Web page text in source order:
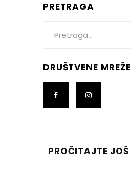
PRETRAGA
DRUŠTVENE MREŽE
PROČITAJTE JOŠ